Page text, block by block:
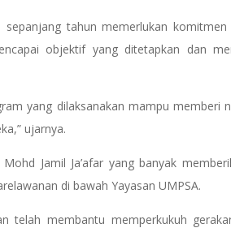
tahun memerlukan
objektif yang ditetapkan dan
yang dilaksanakan mampu memberi
ujarnya.
Jamil Ja’afar yang banyak
di bawah Yayasan UMPSA.
telah membantu memperkukuh